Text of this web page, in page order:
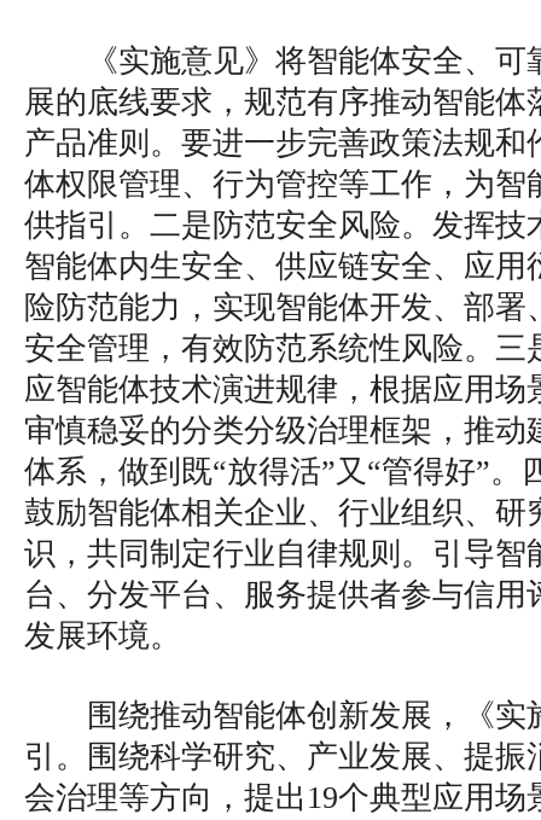
《实施意见》将智能体安全、
展的底线要求，规范有序推动智能体
产品准则。要进一步完善政策法规和
体权限管理、行为管控等工作，为智
供指引。二是防范安全风险。发挥技
智能体内生安全、供应链安全、应用
险防范能力，实现智能体开发、部署
安全管理，有效防范系统性风险。三
应智能体技术演进规律，根据应用场
审慎稳妥的分类分级治理框架，推动
体系，做到既“放得活”又“管得好”。
鼓励智能体相关企业、行业组织、研
识，共同制定行业自律规则。引导智
台、分发平台、服务提供者参与信用
发展环境。
围绕推动智能体创新发展，《
引。围绕科学研究、产业发展、提振
会治理等方向，提出19个典型应用场